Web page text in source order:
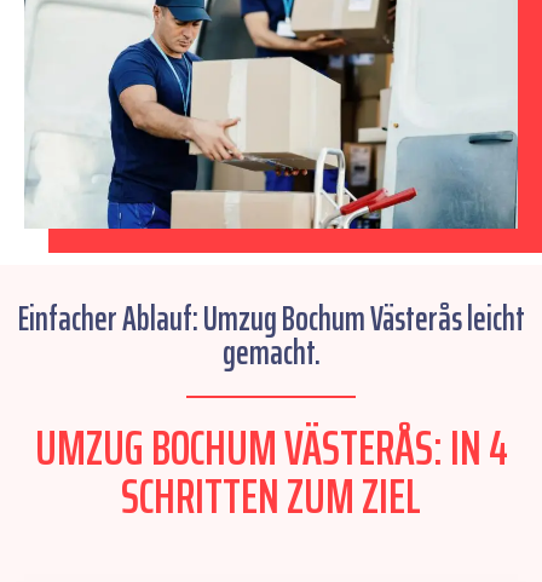
Einfacher Ablauf: Umzug Bochum Västerås leicht
gemacht.
UMZUG BOCHUM VÄSTERÅS: IN 4
SCHRITTEN ZUM ZIEL